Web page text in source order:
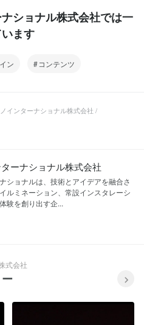
ショナル株式会社では一
ます
ン コンテンツ
インターナショナル株式会社 /
ーナショナル株式会社
ショナルは、技術とアイデアを融合さ
ルミネーション、常設インスタレーシ
験を創り出す企...
式会社